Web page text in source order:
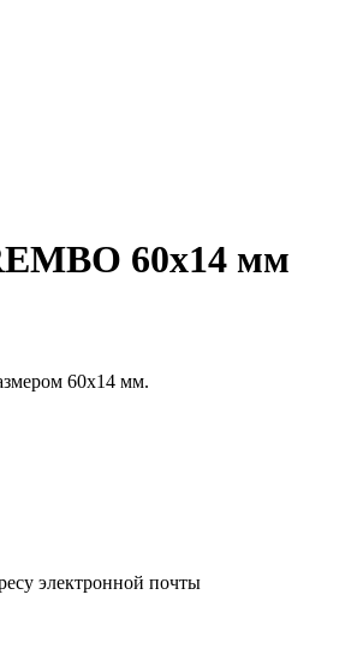
60х14 мм
60х14 мм.
электронной почты